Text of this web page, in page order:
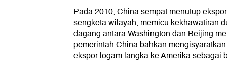
Pada 2010, China sempat menutup
sengketa wilayah, memicu kekhawatiran
dagang antara Washington dan Beijing
pemerintah China bahkan
ekspor logam langka ke Amerika sebagai